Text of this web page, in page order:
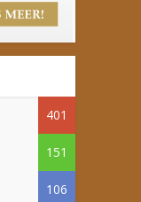
401
151
106